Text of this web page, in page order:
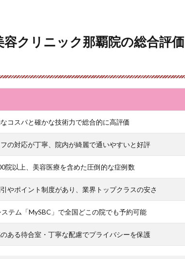
容クリニック那覇院の総合評価
コスパと確かな技術力で総合的に高評価
の対応が丁寧、院内が綺麗で通いやすいと好評
院以上、美容医療を含めた圧倒的な症例数
やポイント制度があり、業界トップクラスの安さ
テム「MySBC」で全国どこの院でも予約可能
ある待合室・丁寧な配慮でプライバシーを保護